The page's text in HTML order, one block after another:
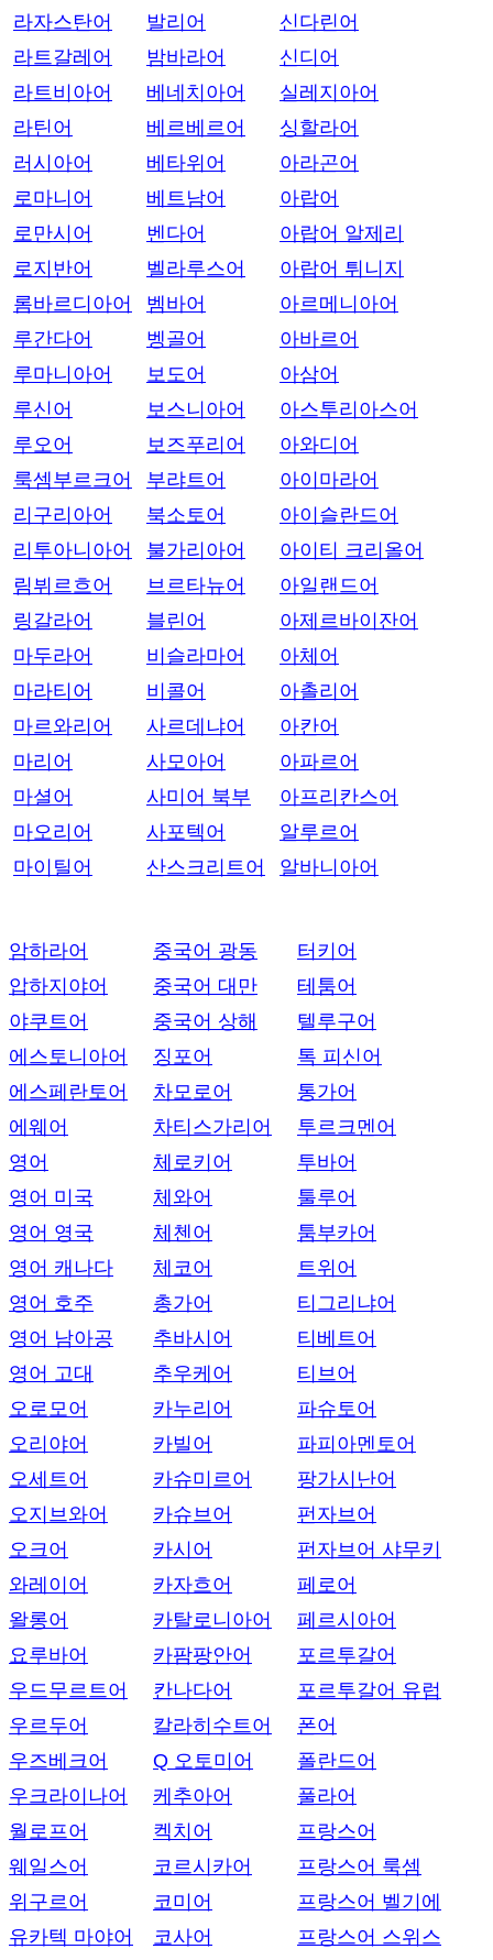
라자스탄어
라트갈레어
라트비아어
라틴어
러시아어
로마니어
로만시어
로지반어
롬바르디아어
루간다어
루마니아어
루신어
루오어
룩셈부르크어
리구리아어
리투아니아어
림뷔르흐어
링갈라어
마두라어
마라티어
마르와리어
마리어
마셜어
마오리어
마이틸어
발리어
밤바라어
베네치아어
베르베르어
베타위어
베트남어
벤다어
벨라루스어
벰바어
벵골어
보도어
보스니아어
보즈푸리어
부랴트어
북소토어
불가리아어
브르타뉴어
블린어
비슬라마어
비콜어
사르데냐어
사모아어
사미어 북부
사포텍어
산스크리트어
신다린어
신디어
실레지아어
싱할라어
아라곤어
아랍어
아랍어 알제리
아랍어 튀니지
아르메니아어
아바르어
아삼어
아스투리아스어
아와디어
아이마라어
아이슬란드어
아이티 크리올어
아일랜드어
아제르바이잔어
아체어
아촐리어
아칸어
아파르어
아프리칸스어
알루르어
알바니아어
암하라어
압하지야어
야쿠트어
에스토니아어
에스페란토어
에웨어
영어
영어 미국
영어 영국
영어 캐나다
영어 호주
영어 남아공
영어 고대
오로모어
오리야어
오세트어
오지브와어
오크어
와레이어
왈롱어
요루바어
우드무르트어
우르두어
우즈베크어
우크라이나어
월로프어
웨일스어
위구르어
유카텍 마야어
중국어 광동
중국어 대만
중국어 상해
징포어
차모로어
차티스가리어
체로키어
체와어
체첸어
체코어
총가어
추바시어
추우케어
카누리어
카빌어
카슈미르어
카슈브어
카시어
카자흐어
카탈로니아어
카팜팡안어
칸나다어
칼라히수트어
Q 오토미어
케추아어
켁치어
코르시카어
코미어
코사어
터키어
테툼어
텔루구어
톡 피신어
통가어
투르크멘어
투바어
툴루어
툼부카어
트위어
티그리냐어
티베트어
티브어
파슈토어
파피아멘토어
팡가시난어
펀자브어
펀자브어 샤무키
페로어
페르시아어
포르투갈어
포르투갈어 유럽
폰어
폴란드어
풀라어
프랑스어
프랑스어 룩셈
프랑스어 벨기에
프랑스어 스위스